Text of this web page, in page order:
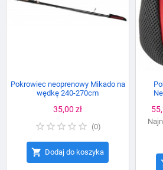
Pokrowiec neoprenowy Mikado na
wędkę 240-270cm
Cena
35,00 zł
(0)
 Dodaj do koszyka